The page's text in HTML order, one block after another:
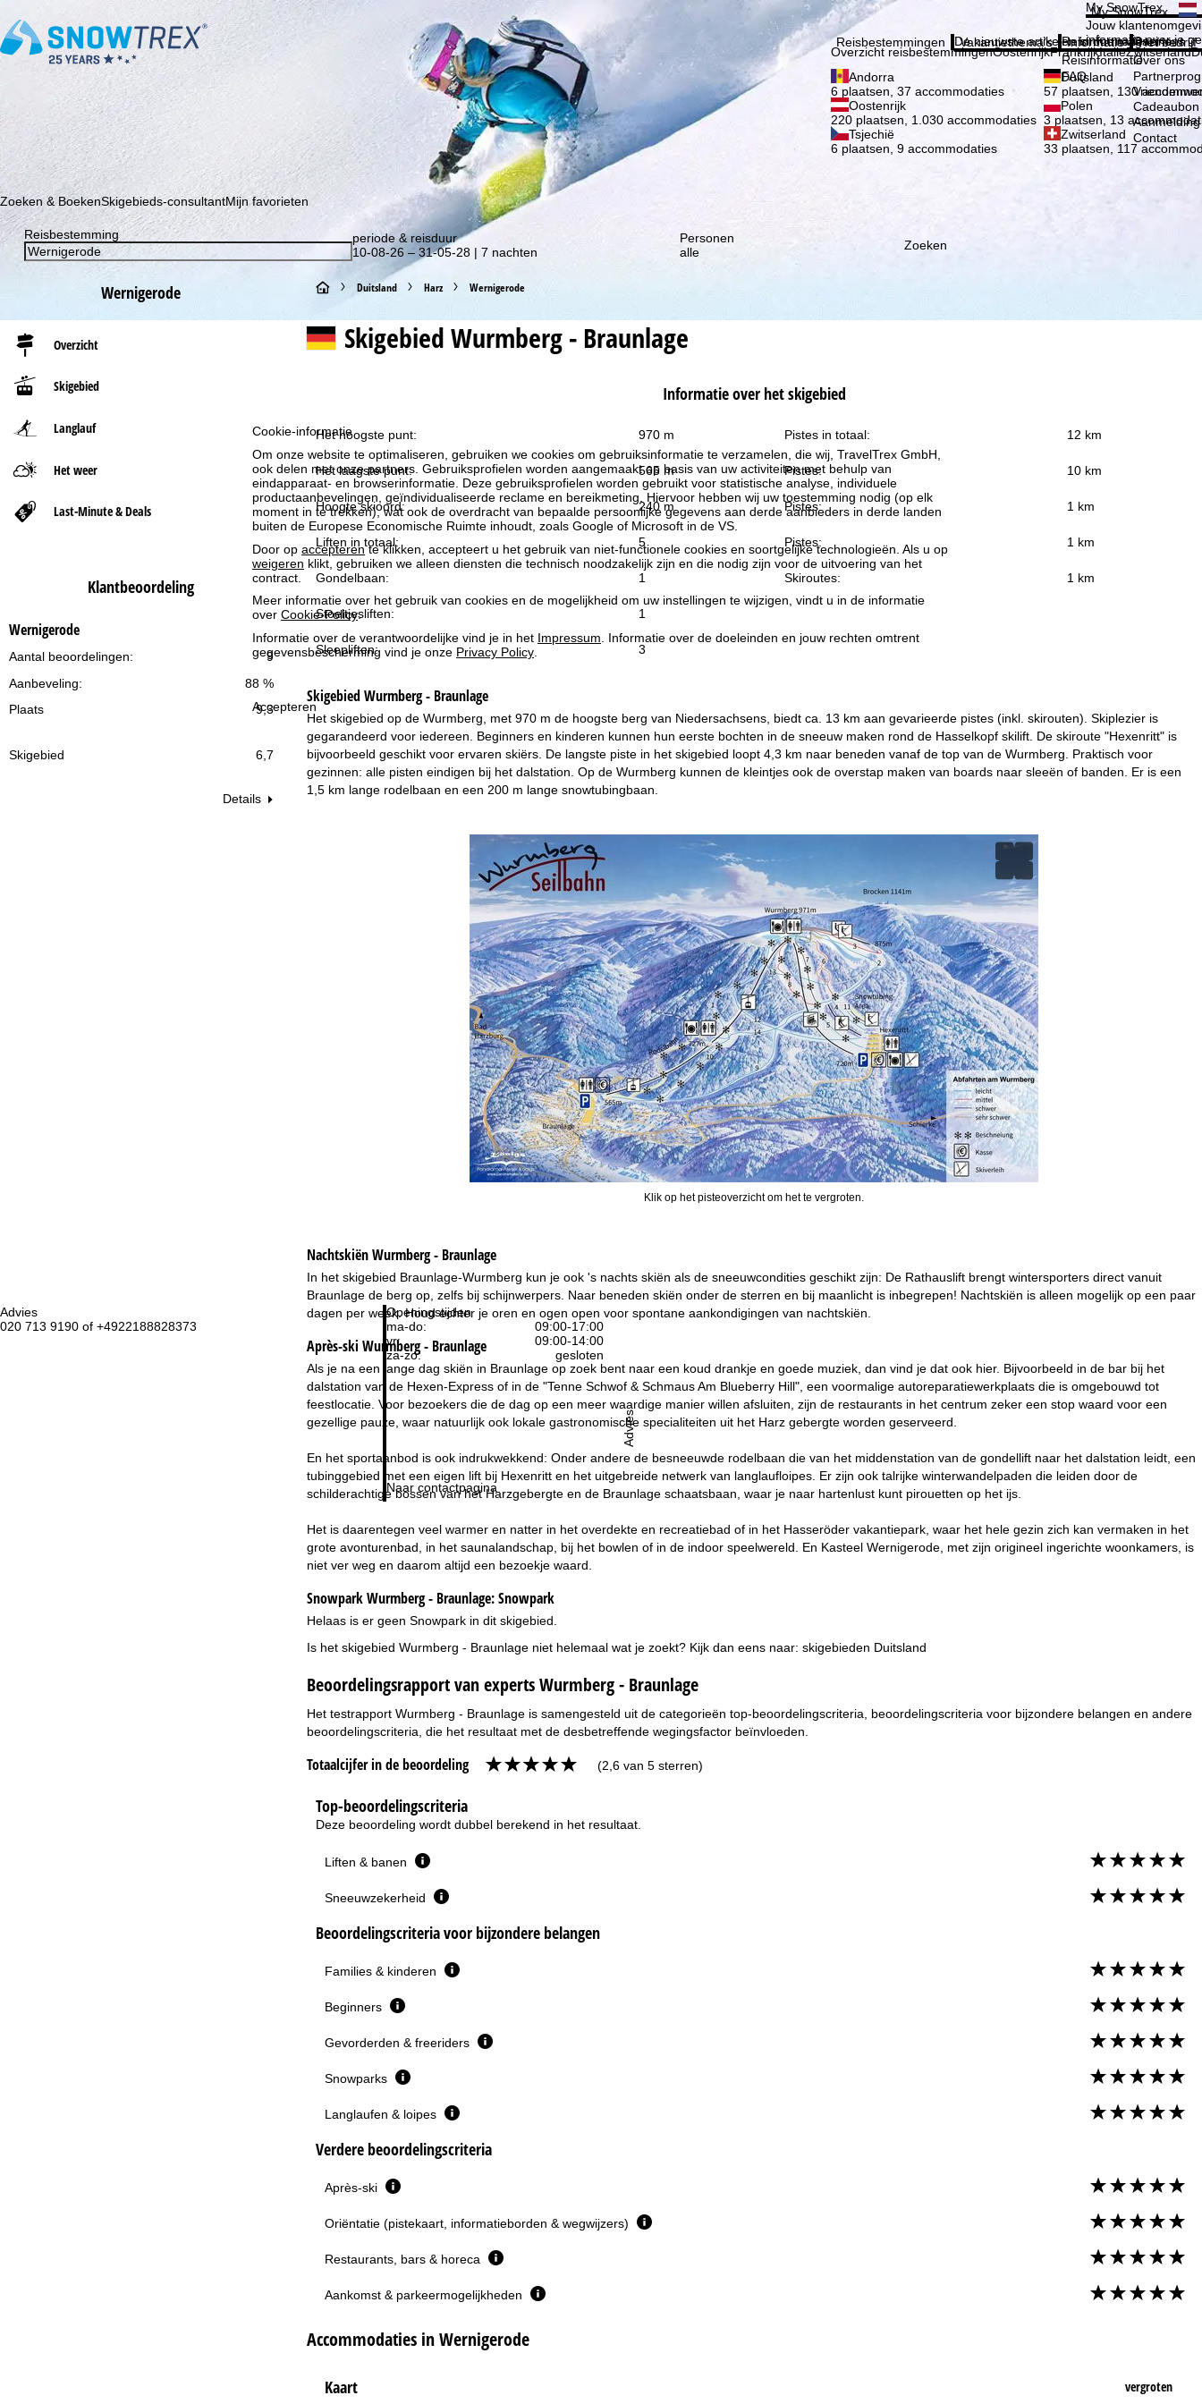
Cookie-informatie
Om onze website te optimaliseren, gebruiken we cookies om gebruiksinformatie te verzamelen, die wij, TravelTrex GmbH,
ook delen met onze partners. Gebruiksprofielen worden aangemaakt op basis van uw activiteiten met behulp van
eindapparaat- en browserinformatie. Deze gebruiksprofielen worden gebruikt voor statistische analyse, individuele
productaanbevelingen, geïndividualiseerde reclame en bereikmeting. Hiervoor hebben wij uw toestemming nodig (op elk
moment in te trekken), wat ook de overdracht van bepaalde persoonlijke gegevens aan derde aanbieders in derde landen
buiten de Europese Economische Ruimte inhoudt, zoals Google of Microsoft in de VS.
Door op accepterente klikken, accepteert u het gebruik van niet-functionele cookies en soortgelijke technologieën. Als u op
weigeren klikt, gebruiken we alleen diensten die technisch noodzakelijk zijn en die nodig zijn voor de uitvoering van het
contract.
Meer informatie over het gebruik van cookies en de mogelijkheid om uw instellingen te wijzigen, vindt u in de informatie
over Cookie-Policy.
Informatie over de verantwoordelijke vind je in het Impressum . Informatie over de doeleinden en jouw rechten omtrent
gegevensbescherming vind je onze Privacy Policy
Accepteren
Advies
020 713 9190 of +4922188828373
Openingstijden
ma-do:
09:00-17:00
vr:
09:00-14:00
za-zo:
gesloten
Naar contactpagina
Advies
Schrijf je in voor onze nieuwsbrief en wees als eerste op de hoogte van onze kortingsacties!
My SnowTrex
My SnowTrex
Jouw
informatie over je
Reisbestemmingen
Overzicht reisbestemmingenOostenrijkFrankrijkItaliëZwitserland
Andorra
6 plaatsen, 37 accommodaties
Duitsland
57 plaatsen, 130
Oostenrijk
220 plaatsen, 1.030 accommodaties
Polen
3 plaatsen, 13
Tsjechië
6 plaatsen, 9 accommodaties
Zwitserland
33 plaatsen, 117
Vakantiethema's
De nieuwste artikelen in ons magazine
Informatie
Reisinformatie
Reisinformatie
FAQ
Het bedrijf
Over ons
Over ons
Cadeaubon
Contact
Zoeken & BoekenSkigebieds-consultantMijn favorieten
Reisbestemming
periode & reisduur
10-08-26 – 31-05-28 | 7 nachten
Personen
alle
Zoeken
Wernigerode
Overzicht
Skigebied
Langlauf
Het weer
Last-Minute & Deals
Klantbeoordeling
Wernigerode
9
Aantal beoordelingen:
88 %
Aanbeveling:
Plaats
9,3
Skigebied 6,7
Details
S
t
t
p
a
g
i
n
a
Duitsland Harz Wernigerode
SkigebiedWurmberg - Braunlage
Informatie over het skigebied
Het hoogste punt: 970 m Pistes in totaal: 12 km
Het laagste punt: 565 m Pistes: 10 km
Hoogte skioord: 240 m Pistes: 1 km
Liften in totaal: 5 Pistes: 1 km
Gondelbaan: 1 Skiroutes: 1 km
Stoeltjesliften: 1
Sleepliften: 3
Skigebied Wurmberg - Braunlage
Het skigebied op de Wurmberg, met 970 m de hoogste berg van Niedersachsens, biedt ca. 13 km aan gevarieerde pistes (inkl. skirouten). Skiplezier is
gegarandeerd voor iedereen. Beginners en kinderen kunnen hun eerste bochten in de sneeuw maken rond de Hasselkopf skilift. De skiroute "Hexenritt" is
bijvoorbeeld geschikt voor ervaren skiërs. De langste piste in het skigebied loopt 4,3 km naar beneden vanaf de top van de Wurmberg. Praktisch voor
gezinnen: alle pisten eindigen bij het dalstation. Op de Wurmberg kunnen de kleintjes ook de overstap maken van boards naar sleeën of banden. Er is een
1,5 km lange rodelbaan en een 200 m lange snowtubingbaan.
Klik op het pisteoverzicht om het te vergroten.
NachtskiënWurmberg - Braunlage
In het skigebied Braunlage-Wurmberg kun je ook 's nachts skiën als de sneeuwcondities geschikt zijn: De Rathauslift brengt wintersporters direct vanuit
Braunlage de berg op, zelfs bij schijnwerpers. Naar beneden skiën onder de sterren en bij maanlicht is inbegrepen! Nachtskiën is alleen mogelijk op een paar
dagen per week. Houd echter je oren en ogen open voor spontane aankondigingen van nachtskiën.
Après-ski Wurmberg - Braunlage
Als je na een lange dag skiën in Braunlage op zoek bent naar een koud drankje en goede muziek, dan vind je dat ook hier. Bijvoorbeeld in de bar bij het
dalstation van de Hexen-Express of in de "Tenne Schwof & Schmaus Am Blueberry Hill", een voormalige autoreparatiewerkplaats die is omgebouwd tot
feestlocatie. Voor bezoekers die de dag op een meer waardige manier willen afsluiten, zijn de restaurants in het centrum zeker een stop waard voor een
gezellige pauze, waar natuurlijk ook lokale gastronomische specialiteiten uit het Harz gebergte worden geserveerd.
En het sportaanbod is ook indrukwekkend: Onder andere de besneeuwde rodelbaan die van het middenstation van de gondellift naar het dalstation leidt, een
tubinggebied met een eigen lift bij Hexenritt en het uitgebreide netwerk van langlaufloipes. Er zijn ook talrijke winterwandelpaden die leiden door de
schilderachtige bossen van het Harzgebergte en de Braunlage schaatsbaan, waar je naar hartenlust kunt pirouetten op het ijs.
Het is daarentegen veel warmer en natter in het overdekte en recreatiebad of in het Hasseröder vakantiepark, waar het hele gezin zich kan vermaken in het
grote avonturenbad, in het saunalandschap, bij het bowlen of in de indoor speelwereld. En Kasteel Wernigerode, met zijn origineel ingerichte woonkamers, is
niet ver weg en daarom altijd een bezoekje waard.
Snowpark Wurmberg - Braunlage:Snowpark
Helaas is er geen Snowpark in dit skigebied.
Is het skigebied Wurmberg - Braunlage niet helemaal wat je zoekt? Kijk dan eens naar: skigebieden Duitsland
Beoordelingsrapport van experts Wurmberg - Braunlage
Het testrapport Wurmberg - Braunlage is samengesteld uit de categorieën top-beoordelingscriteria, beoordelingscriteria voor bijzondere belangen en andere
beoordelingscriteria, die het resultaat met de desbetreffende wegingsfactor beïnvloeden.
Totaalcijfer in de beoordeling (2,6 van 5 sterren)
Top-beoordelingscriteria
Deze beoordeling wordt dubbel berekend in het resultaat.
Liften & banen
Sneeuwzekerheid
Beoordelingscriteria voor bijzondere belangen
Families & kinderen
Beginners
Gevorderden & freeriders
Snowparks
Langlaufen & loipes
Verdere beoordelingscriteria
Après-ski
Oriëntatie (pistekaart, informatieborden & wegwijzers)
Restaurants, bars & horeca
Aankomst & parkeermogelijkheden
Accommodaties in Wernigerode
Kaart vergroten